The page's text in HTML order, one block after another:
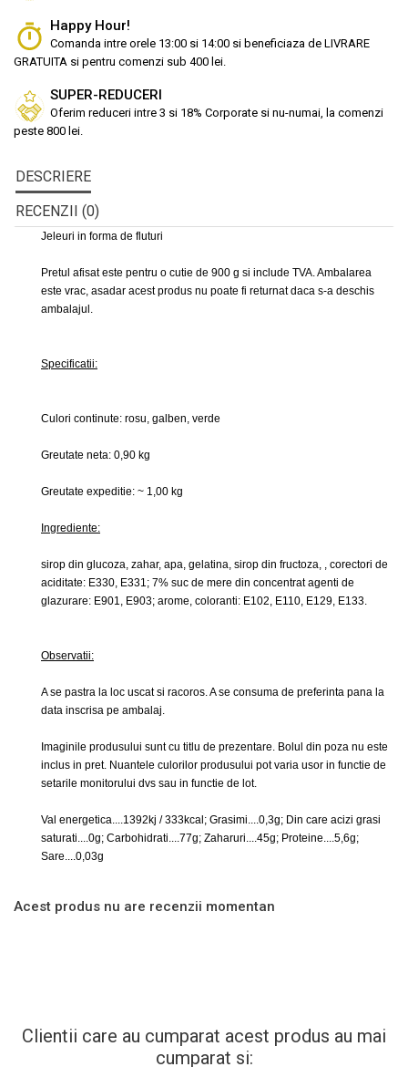
Happy Hour!
Comanda intre orele 13:00 si 14:00 si beneficiaza de LIVRARE
GRATUITA si pentru comenzi sub 400 lei.
SUPER-REDUCERI
Oferim reduceri intre 3 si 18% Corporate si nu-numai, la comenzi
peste 800 lei.
DESCRIERE
RECENZII (0)
Jeleuri in forma de fluturi
Pretul afisat este pentru o cutie de 900 g si include TVA. Ambalarea
este vrac, asadar acest produs nu poate fi returnat daca s-a deschis
ambalajul.
Specificatii:
Culori continute: rosu, galben, verde
Greutate neta: 0,90 kg
Greutate expeditie: ~ 1,00 kg
Ingrediente:
sirop din glucoza, zahar, apa, gelatina, sirop din fructoza, , corectori de
aciditate: E330, E331; 7% suc de mere din concentrat agenti de
glazurare: E901, E903; arome, coloranti: E102, E110, E129, E133.
Observatii:
A se pastra la loc uscat si racoros. A se consuma de preferinta pana la
data inscrisa pe ambalaj.
Imaginile produsului sunt cu titlu de prezentare. Bolul din poza nu este
inclus in pret. Nuantele culorilor produsului pot varia usor in functie de
setarile monitorului dvs sau in functie de lot.
Val energetica....1392kj / 333kcal; Grasimi....0,3g; Din care acizi grasi
saturati....0g; Carbohidrati....77g; Zaharuri....45g; Proteine....5,6g;
Sare....0,03g
Acest produs nu are recenzii momentan
Clientii care au cumparat acest produs au mai
cumparat si: